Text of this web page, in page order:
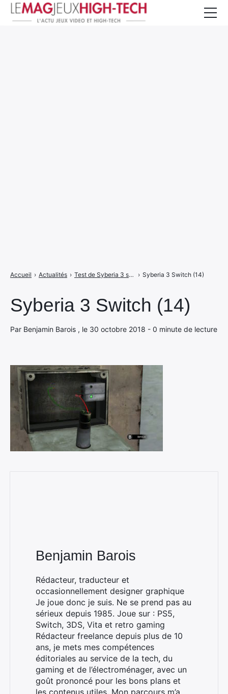
Syberia 3 Switch (14)
Par Benjamin Barois , le 30 octobre 2018 - 0 minute de lecture
Accueil › Actualités › Test de Syberia 3 sur Switch : sauvez les nomades en nomade › Syberia 3 Switch (14)
Benjamin Barois
Rédacteur, traducteur et
occasionnellement designer graphique
Je joue donc je suis. Ne se prend pas au
sérieux depuis 1985. Joue sur : PS5,
Switch, 3DS, Vita et retro gaming
Rédacteur freelance depuis plus de 10
ans, je mets mes compétences
éditoriales au service de la tech, du
gaming et de l’électroménager, avec un
goût prononcé pour les bons plans et
les contenus utiles. Mon parcours m’a